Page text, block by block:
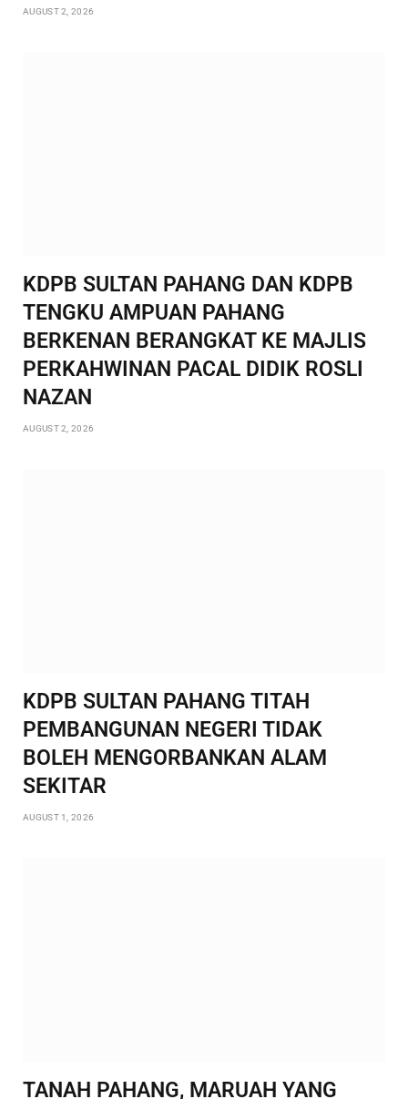
AUGUST 2, 2026
KDPB SULTAN PAHANG DAN KDPB
TENGKU AMPUAN PAHANG
BERKENAN BERANGKAT KE MAJLIS
PERKAHWINAN PACAL DIDIK ROSLI
NAZAN
AUGUST 2, 2026
KDPB SULTAN PAHANG TITAH
PEMBANGUNAN NEGERI TIDAK
BOLEH MENGORBANKAN ALAM
SEKITAR
AUGUST 1, 2026
TANAH PAHANG, MARUAH YANG